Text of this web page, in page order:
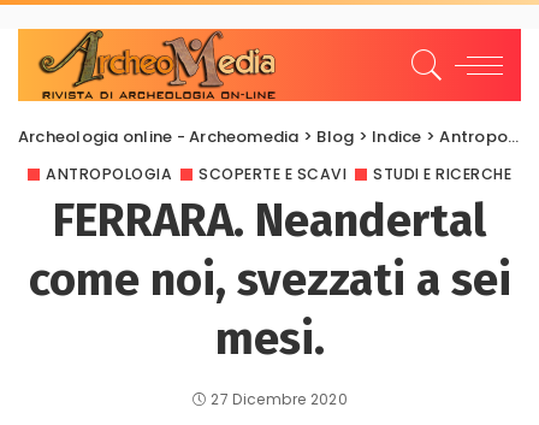
Archeologia online - Archeomedia > Blog > Indice >Antropologia
ANTROPOLOGIA SCOPERTE E SCAVI STUDI E RICERCHE
FERRARA. Neandertal
come noi, svezzati a sei
mesi.
27 Dicembre 2020